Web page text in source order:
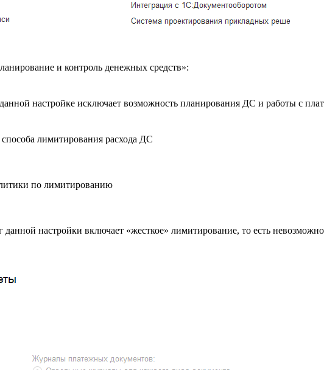
и контроль денежных средств»:
настройке исключает возможность планирования ДС и работы с
лимитирования расхода ДС
по лимитированию
данной настройки включает «жесткое» лимитирование, то есть